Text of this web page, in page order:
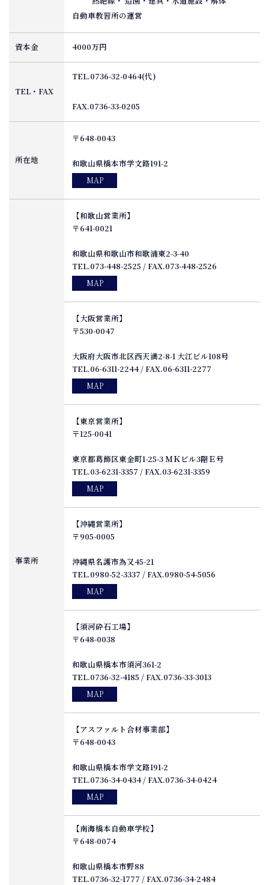
自動車教習所の運営
資本金 4000万円
TEL・FAX
TEL.0736-32-0464(代)
FAX.0736-33-0205
所在地
〒648-0043
和歌山県橋本市学文路191-2
MAP
事業所
【和歌山営業所】
〒641-0021
和歌山県和歌山市和歌浦東2-3-40
TEL.073-448-2525 / FAX.073-448-2526
MAP
【大阪営業所】
〒530-0047
大阪府大阪市北区西天満2-8-1 大江ビル108号
TEL.06-6311-2244 / FAX.06-6311-2277
MAP
【東京営業所】
〒125-0041
東京都葛飾区東金町1-25-3 ＭＫビル3階Ｅ号
TEL.03-6231-3357 / FAX.03-6231-3359
MAP
【沖縄営業所】
〒905-0005
沖縄県名護市為又45-21
TEL.0980-52-3337 / FAX.0980-54-5056
MAP
【須河砕石工場】
〒648-0038
和歌山県橋本市須河361-2
TEL.0736-32-4185 / FAX.0736-33-3013
MAP
【アスファルト合材事業部】
〒648-0043
和歌山県橋本市学文路191-2
TEL.0736-34-0434 / FAX.0736-34-0424
MAP
【南海橋本自動車学校】
〒648-0074
和歌山県橋本市野88
TEL.0736-32-1777 / FAX.0736-34-2484